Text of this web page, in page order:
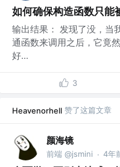
如何确保构造函数只能
输出结果： 发现了没，当
通函数来调用之后，它竟
好...
3
Heavenorhell 赞了这篇文章
颜海镜
前端 @jsmini · 4年